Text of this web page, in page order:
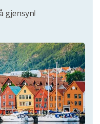
gjensyn!